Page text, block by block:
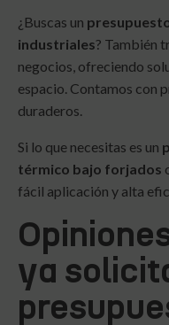
¿Buscas un
industriales? También
negocios, ofreciendo
espacio. Contamos con
duraderos.
Si lo que necesitas es un
térmico bajo forjados
fácil aplicación y alta
ya